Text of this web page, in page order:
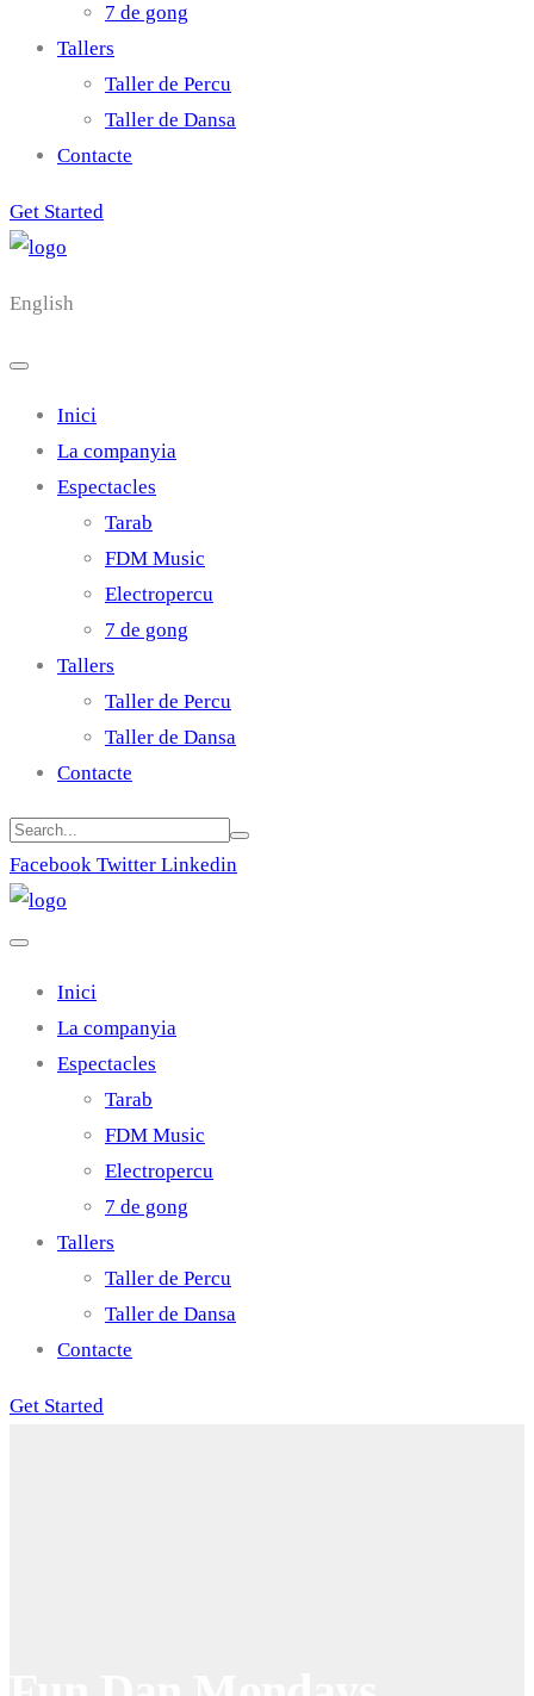
7 de gong
Tallers
Taller de Percu
Taller de Dansa
Contacte
Get Started
English
Inici
La companyia
Espectacles
Tarab
FDM Music
Electropercu
7 de gong
Tallers
Taller de Percu
Taller de Dansa
Contacte
Facebook Twitter Linkedin
Inici
La companyia
Espectacles
Tarab
FDM Music
Electropercu
7 de gong
Tallers
Taller de Percu
Taller de Dansa
Contacte
Get Started